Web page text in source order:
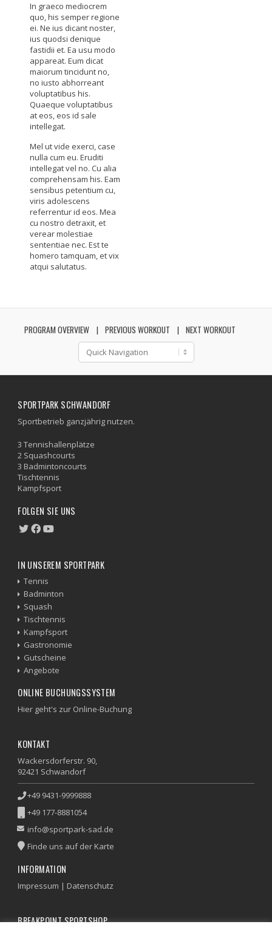
In graeco mediocrem
quo, his semper regione
ei. Ne ius dicant noster,
ius quodsi denique
fastidii et. Ea usu modo
appareat. Eum dicat
maiorum tincidunt no,
no iusto abhorreant
voluptatibus his.
Quaeque voluptatibus
at eos, eos id sale
intellegat.
Mel ut vide exerci, case
nulla cum eu. Eruditi
intellegat vel no. Cu alia
comprehensam his. Eam
sensibus petentium cu,
viris adolescens
referrentur id eos. Mea
cu nostro detraxit, et
verear molestiae
sententiae nec. Est te
homero tamquam, et vix
atqui salutatus.
PROGRAM OVERVIEW PREVIOUS WORKOUT NEXT WORKOUT
SPORTPARK SCHWANDORF
Sportbetrieb ganzjährig nutzen.
3 Tennishallenplätze
2 Squashcourts
3 Badmintoncourts
Tischtennis
Kampfsport
FOLGEN SIE UNS
IN UNSEREM SPORTPARK
Tennis
Badminton
Squash
Tischtennis
Kampfsport
Gastronomie
Gutscheine
Angebote
ONLINE BUCHUNGSSYSTEM
Hier geht's zur Online-Buchung
KONTAKT
Wackersdorferstr. 90,
92421 Schwandorf
+49 9431-9999888
+49 177-8881054
info@sportpark-sad.de
Finde uns auf der Karte
INFORMATION
Impressum | Datenschutz
BREAKPOINT SPORTSHOP